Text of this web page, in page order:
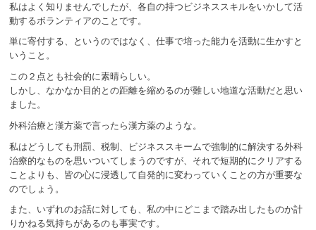
私はよく知りませんでしたが、各自の持つビジネススキルをいかして活
動するボランティアのことです。
単に寄付する、というのではなく、仕事で培った能力を活動に生かすと
いうこと。
この２点とも社会的に素晴らしい。
しかし、なかなか目的との距離を縮めるのが難しい地道な活動だと思い
ました。
外科治療と漢方薬で言ったら漢方薬のような。
私はどうしても刑罰、税制、ビジネススキームで強制的に解決する外科
治療的なものを思いついてしまうのですが、それで短期的にクリアする
ことよりも、皆の心に浸透して自発的に変わっていくことの方が重要な
のでしょう。
また、いずれのお話に対しても、私の中にどこまで踏み出したものか計
りかねる気持ちがあるのも事実です。